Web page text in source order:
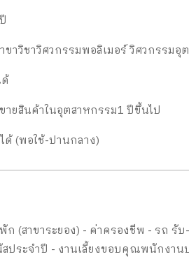
าวิชาวิศวกรรมพอลิเมอร์ วิศวกรรมอุ
ยสินค้าในอุตสาหกรรม1 ปีขึ้นไป
ด้ (พอใช้-ปานกลาง)
(สาขาระยอง) - ค่าครองชีพ - รถ รั
สประจำปี - งานเลี้ยงขอบคุณพนักง